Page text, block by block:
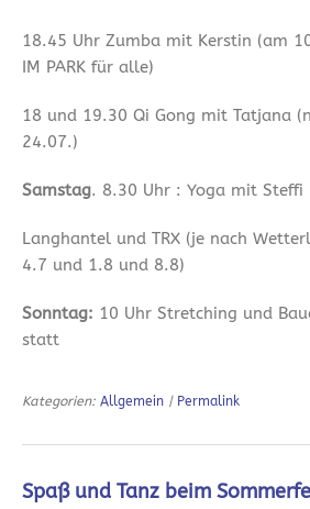
18.45 Uhr Zumba mit Kerstin (am
IM PARK für alle)
18 und 19.30 Qi Gong mit Tatjana
24.07.)
Samstag. 8.30 Uhr : Yoga mit Steffi
Langhantel und TRX (je nach
4.7 und 1.8 und 8.8)
Sonntag: 10 Uhr Stretching und
statt
Kategorien: Allgemein | Permalink
Spaß und Tanz beim